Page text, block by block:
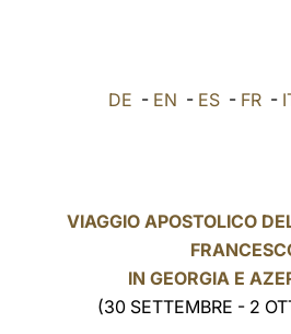
DE - EN - ES - FR -
VIAGGIO APOSTOLICO
IN GEORGIA E
(30 SETTEMBRE - 2